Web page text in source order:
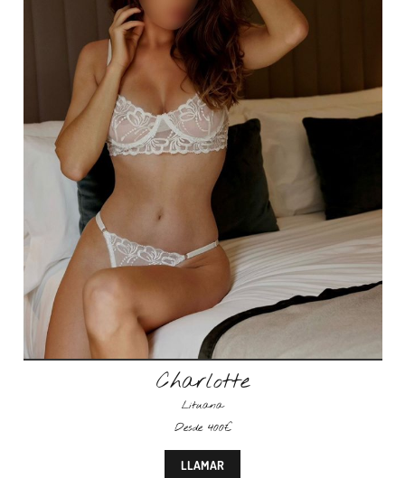
Charlotte
Lituana
Desde 400€
LLAMAR